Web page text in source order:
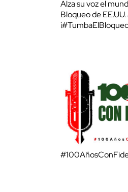
Alza su voz el
Bloqueo de